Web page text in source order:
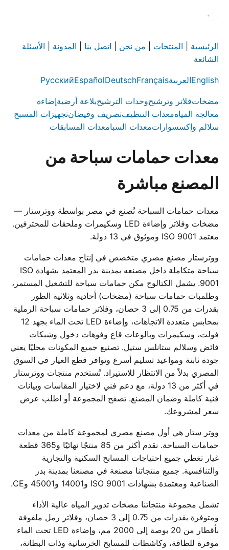
الرئيسية المنتجات من نحن اتصل بنا المدونة
الأسئلة
الشائعة
EnglishالعربيةFrançais
Deutsch
Español
Русский
مضخاتفلاتر وترشيحوحدات الترشيحبلاعة أرضيةإضاءة
معالجة المياهمعدات التنظيفتصريف وفيضانتجهيزات المسبح
سلالم وإكسسواراتمعدات السبامعدات المسابقات
معدات حمامات سباحة من
المصنع مباشرة
معدات حمامات السباحة تُصنع في مصر بواسطة ووترستار —
مضخات وفلاتر وإضاءة LED وسكيمرات وملحقات للمحترفين.
معتمد ISO 9001 وموثوق في 13 دولة.
ووترستار مصنع مصري متخصص في إنتاج معدات حمامات
سباحة متكاملة داخل مصنعه بمدينة بدر المعتمد بشهادة ISO
9001. يشمل الكتالوج مكن حمامات سباحة للتشغيل المستمر،
وطلمبات حمامات سباحة (مضخات) أحادية وثلاثية الطور
بقدرات من 0.75 إلى 3 حصان، وفلاتر حمامات سباحة الرملية
بمحابس متعددة الاتجاهات، وإضاءة LED تحت الماء بجهد 12
فولت، وسكيمرات وبالوعات قاع وفوهات دخول وشبكات
فائض وسلالم ستانلس ستيل. تصنيع جميع المكونات محليًا يعني
جودة ثابتة ومواعيد تسليم أسرع وتوافر قطع الغيار في السوق
المصري بدلاً من الانتظار للاستيراد. تُستخدم منتجات ووترستار
في أكثر من 13 دولة، مع دعم فني لاختيار المقاسات وبيانات
فنية كاملة وضمان المصنع. تصفح المجموعة أو اطلب عرض
سعر لمشروعك.
ووتر ستار هي أول مصنع مصري لمجموعة كاملة من معدات
حمامات السباحة. نقدم أكثر من 85 منتجًا نهائيًا و365 قطعة
غيار تغطي جميع احتياجات المسابح السكنية والتجارية
والتنافسية. جميع منتجاتنا مصنعة في مصنعنا بمدينة بدر
الصناعية ومعتمدة بشهادات ISO 9001 و14001 و45001 وCE.
تشمل مجموعة منتجاتنا مضخات تدوير المياه عالية الأداء
ومتوفرة بقدرات من 0.75 إلى 3 حصان، وفلاتر رمل ملفوفة
بأقطار من 20 بوصة إلى 2000 مم، وإضاءة LED تحت الماء
موفرة للطاقة، وكاشطات للمسابح الخرسانية وذات البطانة،